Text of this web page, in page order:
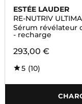
ESTÉE LAUDER
RE-NUTRIV
DIAMOND
Sérum révélateur
- recharge
293,00 €
5 (10)